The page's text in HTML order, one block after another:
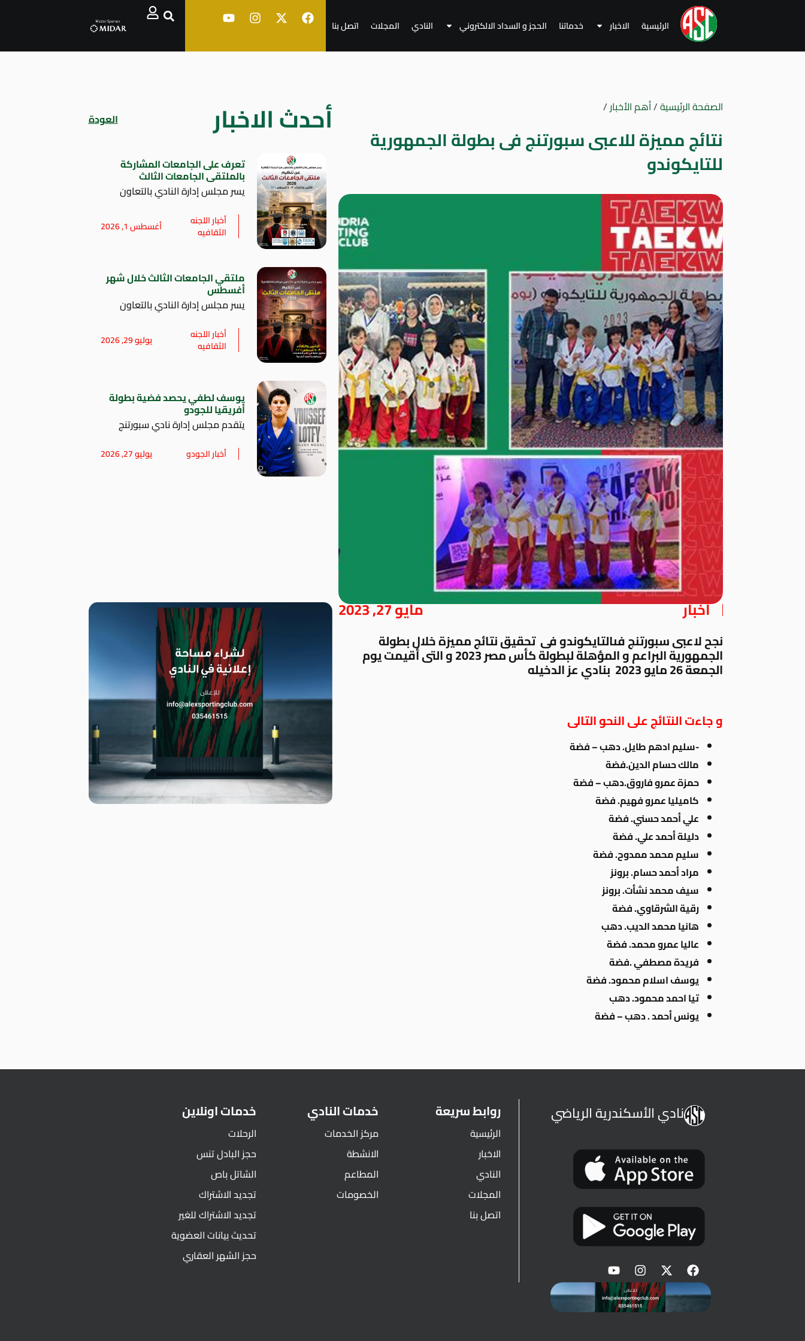
الرئيسية الاخبار خدماتنا الحجز و السداد الالكتروني النادي المجلات اتصل بنا
الصفحة الرئيسية/أهم الأخبار/
نتائج مميزة للاعبى سبورتنج فى بطولة الجمهورية
للتايكوندو
أخبار مايو 27, 2023
نجح لاعبى سبورتنج فىالتايكوندو فى تحقيق نتائج مميزة خلال بطولة
الجمهورية البراعم و المؤهلة لبطولة كأس مصر 2023 و التى أقيمت يوم
الجمعة 26 مايو 2023 بنادي عز الدخيله
و جاءت النتائج على النحو التالى
-سليم ادهم طايل. دهب – فضة
مالك حسام الدين.فضة
حمزة عمرو فاروق.دهب – فضة
كاميليا عمرو فهيم. فضة
علي أحمد حسني. فضة
دليلة أحمد علي. فضة
سليم محمد ممدوح. فضة
مراد أحمد حسام. برونز
سيف محمد نشأت. برونز
رقية الشرقاوي. فضة
هانيا محمد الديب. دهب
عاليا عمرو محمد. فضة
فريدة مصطفي .فضة
يوسف اسلام محمود. فضة
تيا احمد محمود. دهب
يونس أحمد . دهب – فضة
أحدث الاخبار العودة
تعرف على الجامعات المشاركة
بالملتقى الجامعات الثالث
يسر مجلس إدارة النادي بالتعاون
أخبار اللجنه
الثقافيه أغسطس 1, 2026
ملتقي الجامعات الثالث خلال شهر
أغسطس
يسر مجلس إدارة النادي بالتعاون
أخبار اللجنه
الثقافيه يوليو 29, 2026
يوسف لطفي يحصد فضية بطولة
أفريقيا للجودو
يتقدم مجلس إدارة نادي سبورتنج
أخبار الجودو يوليو 27, 2026
نادي الأسكندرية الرياضي روابط سريعة
الرئيسية
الاخبار
النادي
المجلات
اتصل بنا
خدمات النادي
مركز الخدمات
الانشطة
المطاعم
الخصومات
خدمات اونلاين
الرحلات
حجز البادل تنس
الشاتل باص
تجديد الاشتراك
تجديد الاشتراك للغير
تحديث بيانات العضوية
حجز الشهر العقاري